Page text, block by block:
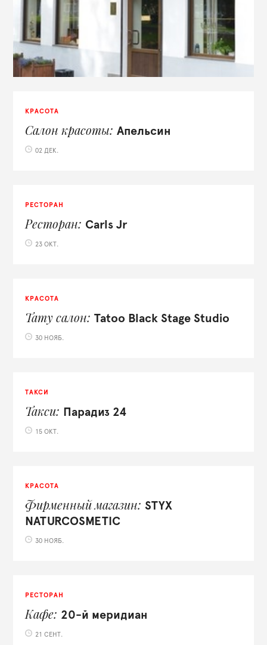
КРАСОТА
Салон красоты Апельсин
02 ДЕК.
РЕСТОРАН
Ресторан Carls Jr
23 ОКТ.
КРАСОТА
Тату салон Tatoo Black Stage Studio
30 НОЯБ.
ТАКСИ
Такси Парадиз 24
15 ОКТ.
КРАСОТА
Фирменный магазин
STYX
NATURCOSMETIC
30 НОЯБ.
РЕСТОРАН
Кафе 20-й меридиан
21 СЕНТ.